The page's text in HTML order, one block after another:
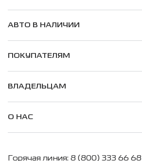
АВТО В НАЛИЧИИ
ПОКУПАТЕЛЯМ
ВЛАДЕЛЬЦАМ
О НАС
Горячая линия: 8 (800) 333 66 68